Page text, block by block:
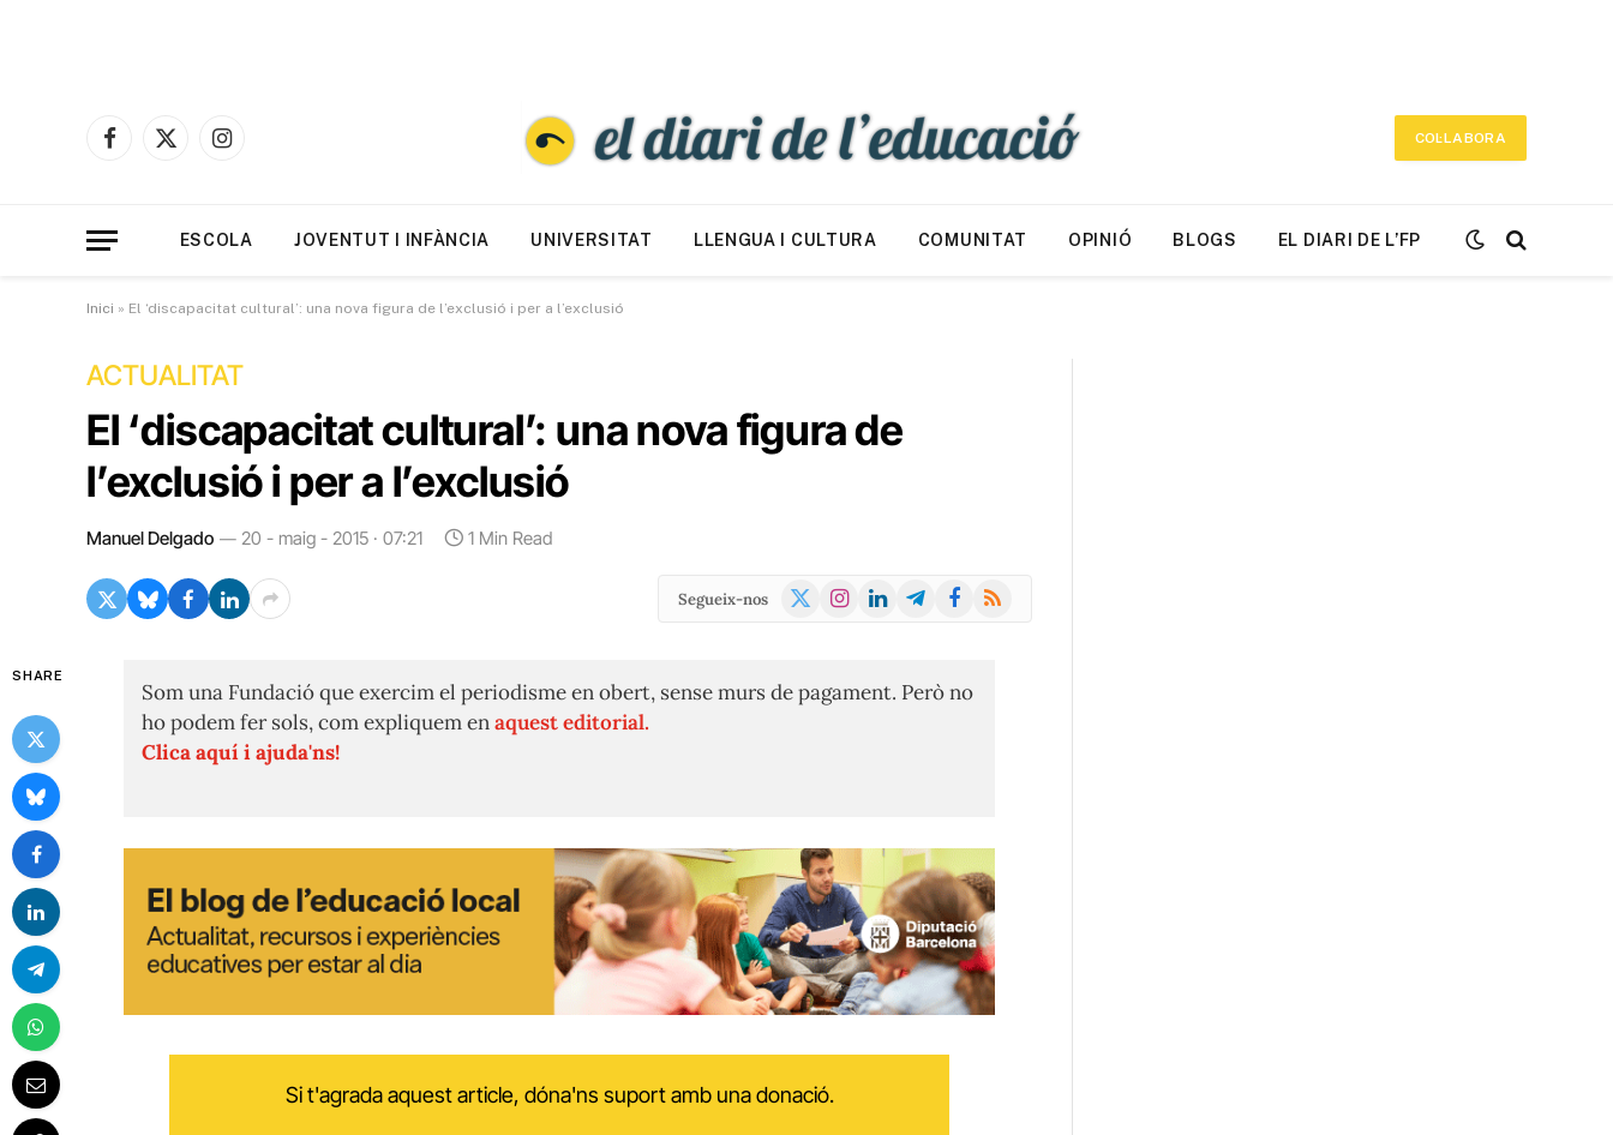
Facebook
X
Instagram
COL·LABORA
ESCOLA JOVENTUT I INFÀNCIA UNIVERSITAT LLENGUA I CULTURA COMUNITAT OPINIÓ BLOGS EL DIARI DE L’FP
Inici » El ‘discapacitat cultural’: una nova figura de l’exclusió i per a l’exclusió
ACTUALITAT
El ‘discapacitat cultural’: una nova figura de
l’exclusió i per a l’exclusió
Manuel Delgado 20 - maig - 2015 · 07:21 1 Min Read
Segueix-nos
X
Instagram
LinkedInTelegramFacebook
RSS
SHARE
Som una Fundació que exercim el periodisme en obert, sense murs de pagament. Però no
ho podem fer sols, com expliquem enaquest editorial.
Clica aquí i ajuda'ns!
Si t'agrada aquest article, dóna'ns suport amb una donació.